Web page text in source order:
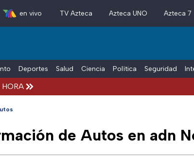
en vivo TV Azteca Azteca UNO Azteca 7
Deportes Salud Ciencia Política Seguridad
de Autos en adn